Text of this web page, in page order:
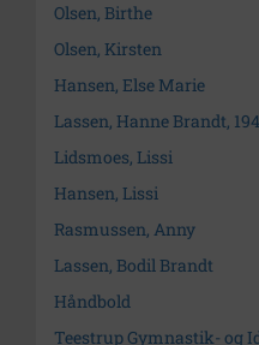
Olsen, Birthe
Olsen, Kirsten
Hansen, Else Marie
Lassen, Hanne Brandt,
Lidsmoes, Lissi
Hansen, Lissi
Rasmussen, Anny
Lassen, Bodil Brandt
Håndbold
Teestrup Gymnastik- og